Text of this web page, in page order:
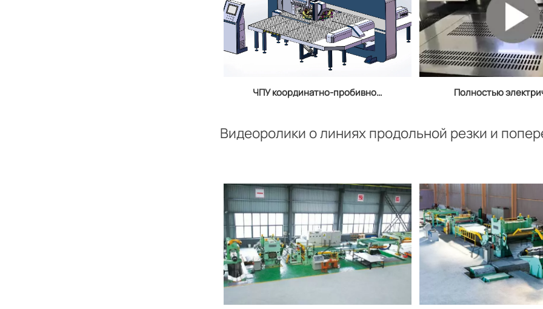
ЧПУ координатно-пробивной
принципов и областей
Полностью
дыропробивной
Видеоролики о линиях продольной резки и